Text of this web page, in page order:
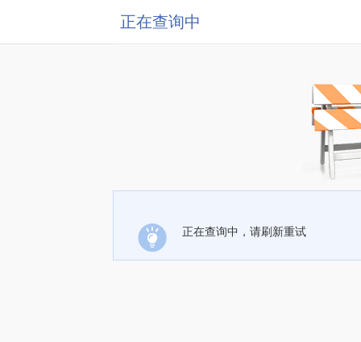
正在查询中
正在查询中，请刷新重试